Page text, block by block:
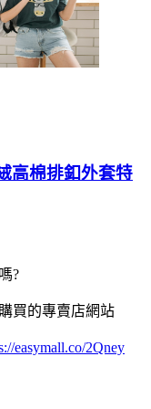
高棉排釦外套特
?
買的專賣店網站
easymall.co/2Qney